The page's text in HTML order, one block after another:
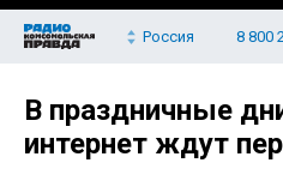
Россия 8 800
В праздничные
интернет ждут